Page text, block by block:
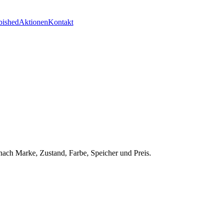
AktionenKontakt
Marke, Zustand, Farbe, Speicher und Preis.